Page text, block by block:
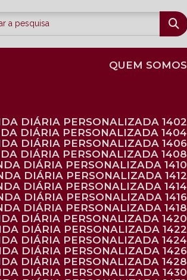
QUEM SOMOS
DIÁRIA PERSONALIZADA 1402
DIÁRIA PERSONALIZADA 1404
DIÁRIA PERSONALIZADA 1406
DIÁRIA PERSONALIZADA 1408
DIÁRIA PERSONALIZADA 1410
DIÁRIA PERSONALIZADA 1412
DIÁRIA PERSONALIZADA 1414
DIÁRIA PERSONALIZADA 1416
DIÁRIA PERSONALIZADA 1418
DIÁRIA PERSONALIZADA 1420
DIÁRIA PERSONALIZADA 1422
DIÁRIA PERSONALIZADA 1424
DIÁRIA PERSONALIZADA 1426
DIÁRIA PERSONALIZADA 1428
DIÁRIA PERSONALIZADA 1430